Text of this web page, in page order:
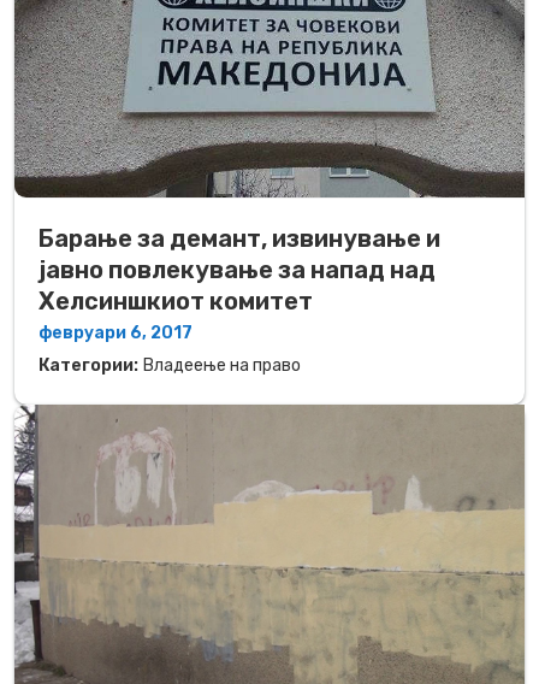
Барање за демант, извинување и
јавно повлекување за напад над
Хелсиншкиот комитет
февруари 6, 2017
Категории: Владеење на право